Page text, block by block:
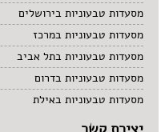
מסעדות טבעוניות בירושלים
מסעדות טבעוניות במרכז
מסעדות טבעוניות בתל אביב
מסעדות טבעוניות בדרום
מסעדות טבעוניות באילת